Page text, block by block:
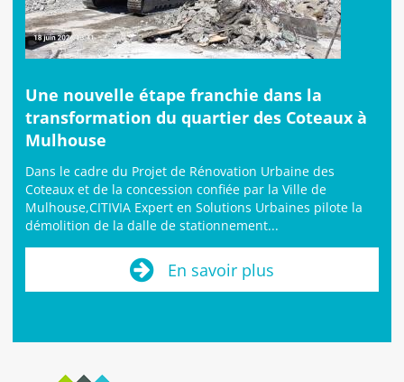
Une nouvelle étape franchie dans la
transformation du quartier des Coteaux à
Mulhouse
Dans le cadre du Projet de Rénovation Urbaine des
Coteaux et de la concession confiée par la Ville de
Mulhouse,CITIVIA Expert en Solutions Urbaines pilote la
démolition de la dalle de stationnement...
En savoir plus